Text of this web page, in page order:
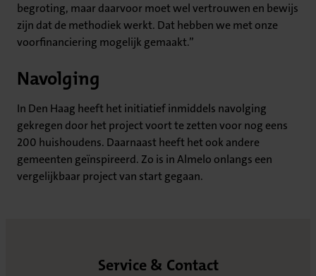
begroting, maar daarvoor moet wel vertrouwen en bewijs
zijn dat de methodiek werkt. Dat hebben we met onze
voorfinanciering mogelijk gemaakt.”
Navolging
In Den Haag heeft het initiatief inmiddels navolging
gekregen door het project voort te zetten voor nog eens
200 huishoudens. Daarnaast heeft het ook andere
gemeenten geïnspireerd. Zo is in Almelo onlangs een
vergelijkbaar project van start gegaan.
Service & Contact